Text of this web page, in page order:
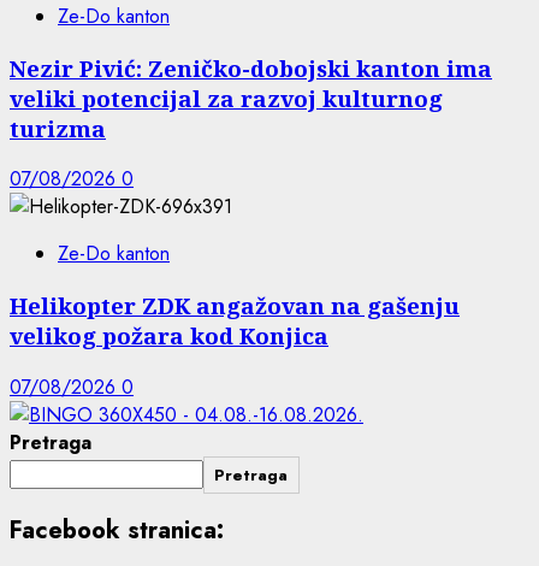
Ze-Do kanton
Nezir Pivić: Zeničko-dobojski kanton ima
veliki potencijal za razvoj kulturnog
turizma
07/08/2026 0
Ze-Do kanton
Helikopter ZDK angažovan na gašenju
velikog požara kod Konjica
07/08/2026 0
Pretraga
Pretraga
Facebook stranica: